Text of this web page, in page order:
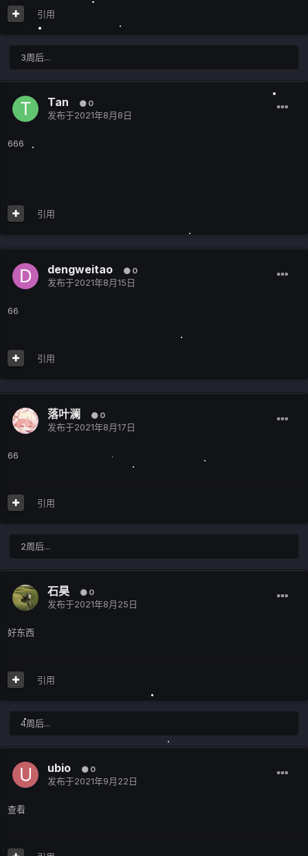
引用
3周后...
Tan 0
发布于2021年8月8日
666
引用
dengweitao 0
发布于2021年8月15日
66
引用
落叶澜 0
发布于2021年8月17日
66
引用
2周后...
石昊 0
发布于2021年8月25日
好东西
引用
4周后...
ubio 0
发布于2021年9月22日
查看